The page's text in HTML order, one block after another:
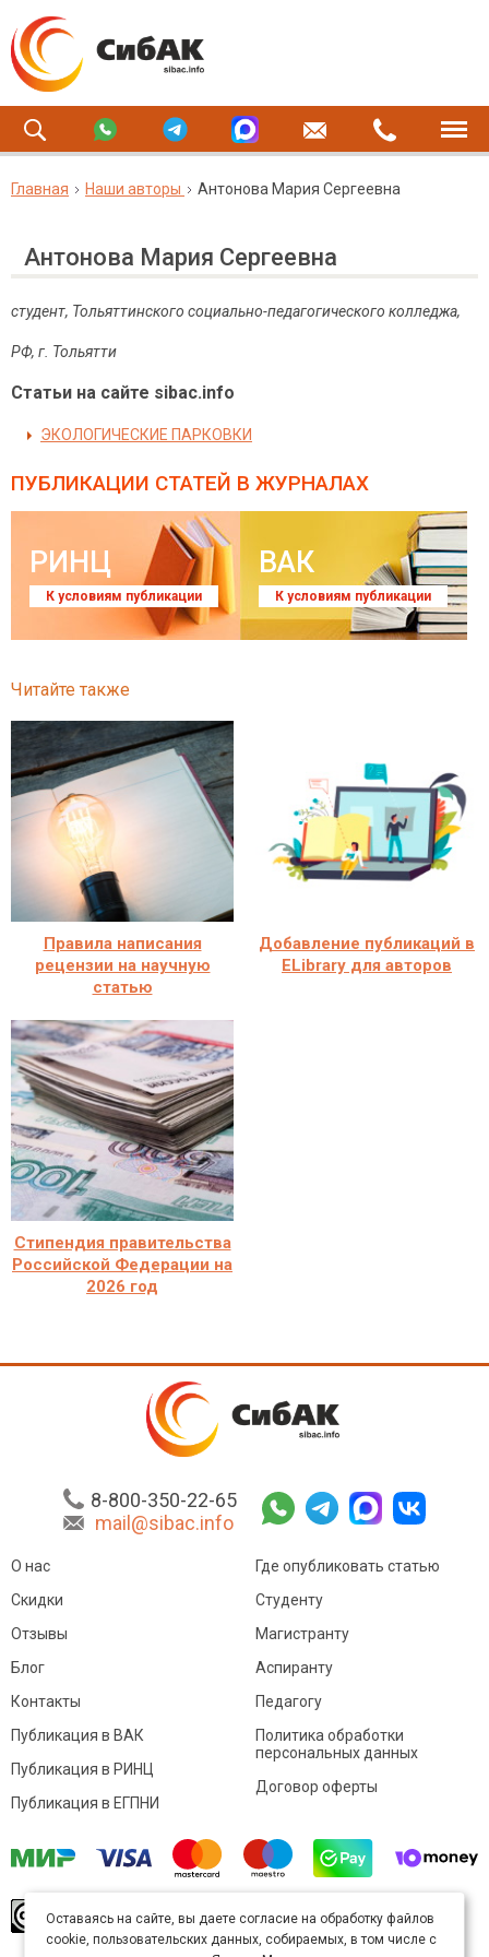
Главная Наши авторы Антонова Мария Сергеевна
Антонова Мария Сергеевна
студент, Тольяттинского социально-педагогического колледжа,
РФ, г. Тольятти
Статьи на сайте sibac.info
ЭКОЛОГИЧЕСКИЕ ПАРКОВКИ
ПУБЛИКАЦИИ СТАТЕЙ В ЖУРНАЛАХ
РИНЦ
К условиям публикации
ВАК
К условиям публикации
Читайте также
Правила написания
рецензии на научную
статью
Добавление публикаций в
ELibrary для авторов
Стипендия правительства
Российской Федерации на
2026 год
8-800-350-22-65
mail@sibac.info
О нас
Скидки
Отзывы
Блог
Контакты
Где опубликовать статью
Студенту
Магистранту
Аспиранту
Педагогу
Публикация в ВАК
Публикация в РИНЦ
Публикация в ЕГПНИ
Политика обработки
персональных данных
Договор оферты
произведение доступно полицензии Creative
Commons «Attribution» («Атрибуция») 4.0
Оставаясь на сайте, вы даете согласие на обработку файлов
cookie, пользовательских данных, собираемых, в том числе с